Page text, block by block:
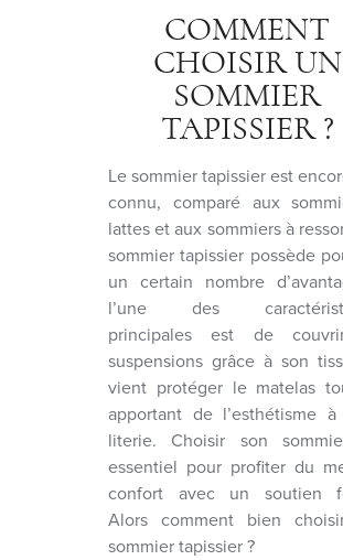
COMMENT
CHOISIR UN
SOMMIER
TAPISSIER ?
Le sommier tapissier est
connu, comparé aux
lattes et aux sommiers à
sommier tapissier possède
un certain nombre
l’une des
principales est de
suspensions grâce à son
vient protéger le matelas
apportant de l’esthétisme
literie. Choisir son
essentiel pour profiter du
confort avec un soutien
Alors comment bien
sommier tapissier ?